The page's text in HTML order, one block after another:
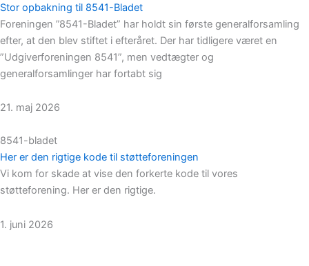
Stor opbakning til 8541-Bladet
Foreningen ”8541-Bladet” har holdt sin første generalforsamling
efter, at den blev stiftet i efteråret. Der har tidligere været en
”Udgiverforeningen 8541”, men vedtægter og
generalforsamlinger har fortabt sig
21. maj 2026
8541-bladet
Her er den rigtige kode til støtteforeningen
Vi kom for skade at vise den forkerte kode til vores
støtteforening. Her er den rigtige.
1. juni 2026